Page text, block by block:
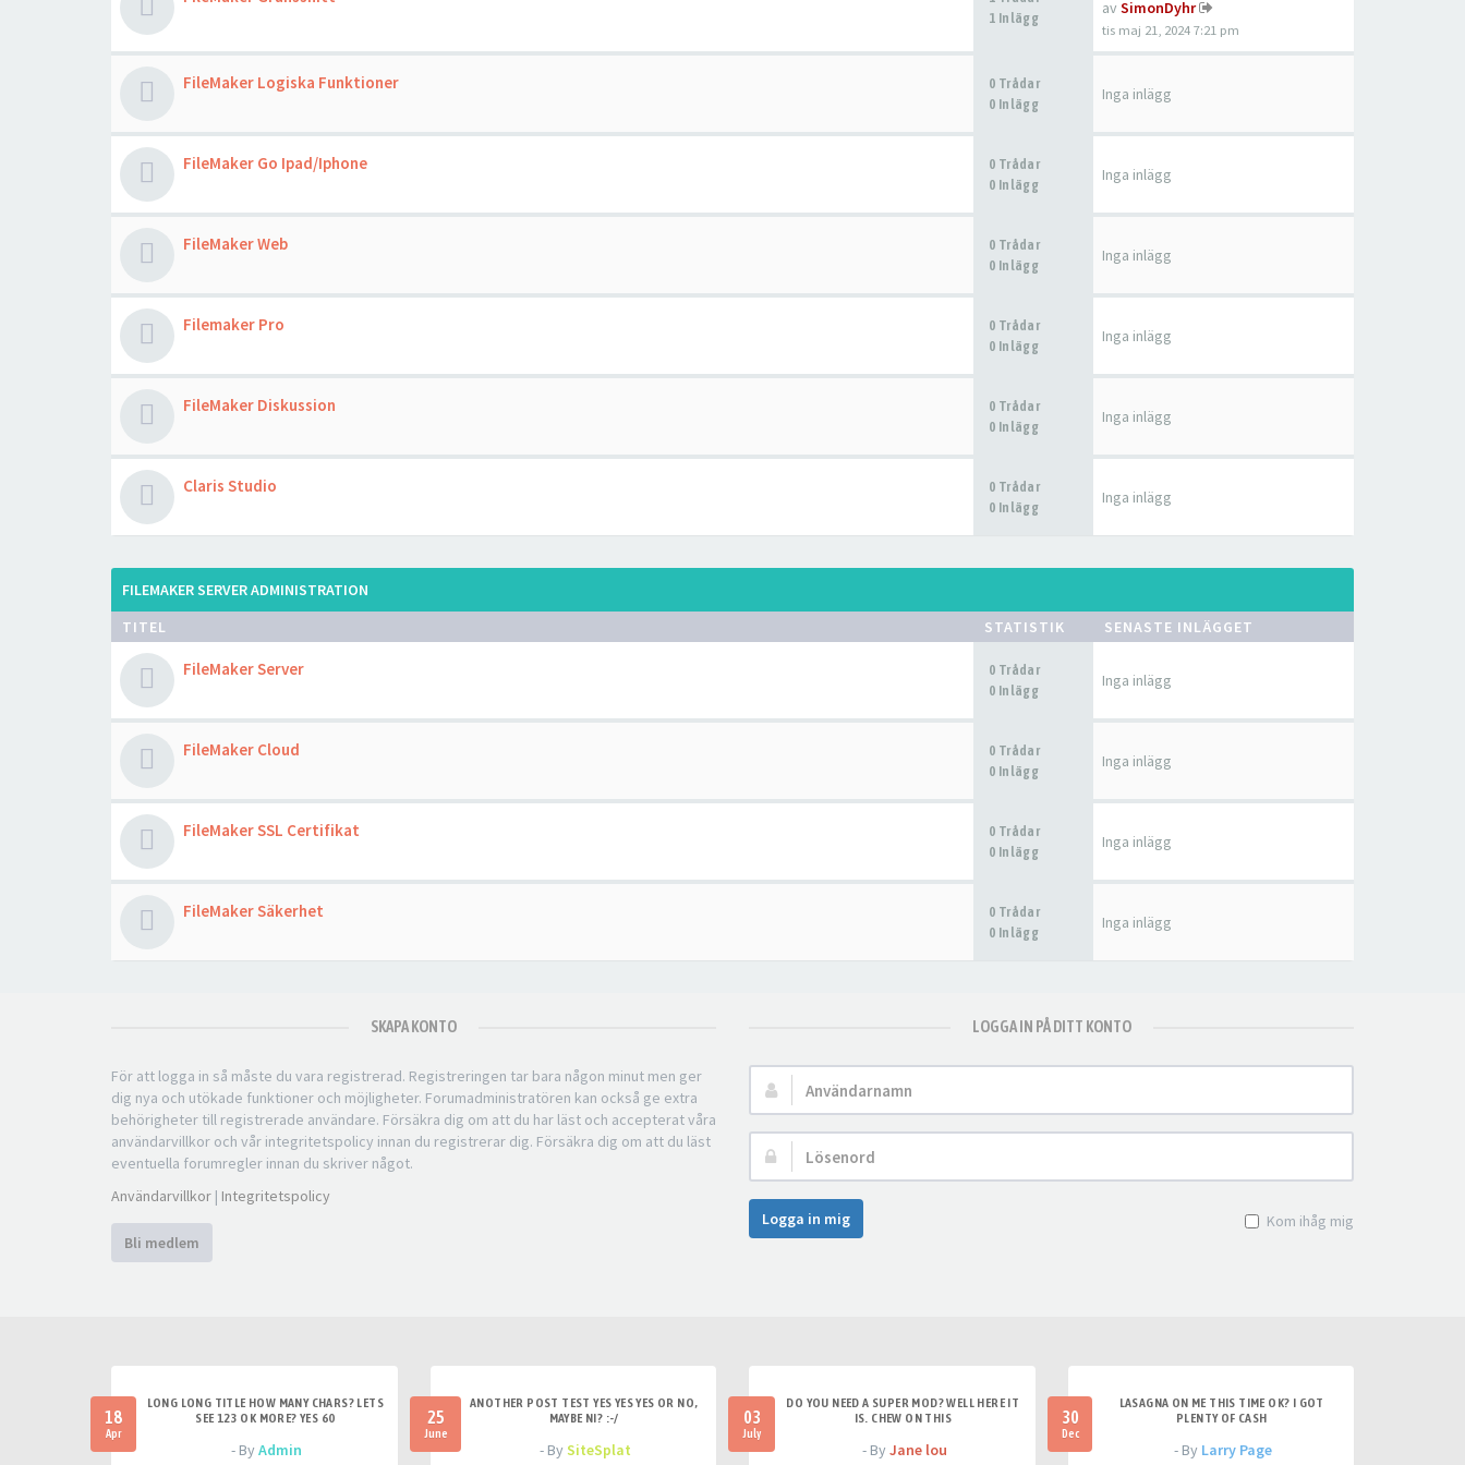
1 Inlägg
av SimonDyhr
tis maj 21, 2024 7:21 pm
FileMaker Logiska Funktioner
0 Trådar
0 Inlägg
Inga inlägg
FileMaker Go Ipad/Iphone
0 Trådar
0 Inlägg
Inga inlägg
FileMaker Web
0 Trådar
0 Inlägg
Inga inlägg
Filemaker Pro
0 Trådar
0 Inlägg
Inga inlägg
FileMaker Diskussion
0 Trådar
0 Inlägg
Inga inlägg
Claris Studio
0 Trådar
0 Inlägg
Inga inlägg
FILEMAKER SERVER ADMINISTRATION
TITEL
STATISTIK SENASTE INLÄGGET
FileMaker Server
0 Trådar
0 Inlägg
Inga inlägg
FileMaker Cloud
0 Trådar
0 Inlägg
Inga inlägg
FileMaker SSL Certifikat
0 Trådar
0 Inlägg
Inga inlägg
FileMaker Säkerhet
0 Trådar
0 Inlägg
Inga inlägg
SKAPA KONTO
För att logga in så måste du vara registrerad. Registreringen tar bara någon minut men ger
dig nya och utökade funktioner och möjligheter. Forumadministratören kan också ge extra
behörigheter till registrerade användare. Försäkra dig om att du har läst och accepterat våra
användarvillkor och vår integritetspolicy innan du registrerar dig. Försäkra dig om att du läst
eventuella forumregler innan du skriver något.
Användarvillkor | Integritetspolicy
Bli medlem
LOGGA IN PÅ DITT KONTO
Användarnamn:
Lösenord:
Kom ihåg mig
Logga in mig
18
Apr
LONG LONG TITLE HOW MANY CHARS? LETS
SEE 123 OK MORE? YES 60
- ByAdmin
25
June
ANOTHER POST TEST YES YES YES OR NO,
MAYBE NI? :-/
- BySiteSplat
03
July
DO YOU NEED A SUPER MOD? WELL HERE IT
IS. CHEW ON THIS
- By Jane lou
30
Dec
LASAGNA ON ME THIS TIME OK? I GOT
PLENTY OF CASH
- By Larry Page